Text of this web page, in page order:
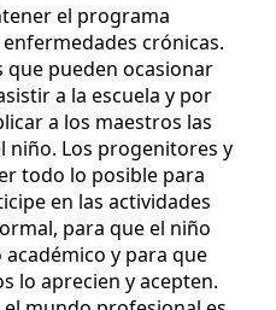
el programa
crónicas.
que pueden ocasionar
a la escuela y por
a los maestros las
niño. Los progenitores y
todo lo posible para
en las actividades
para que el niño
y para que
lo aprecien y acepten.